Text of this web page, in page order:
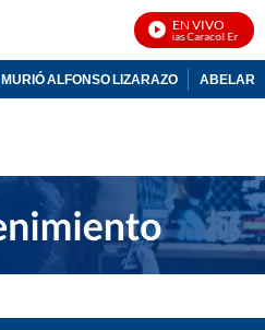
EN VIVO
Noticias Caracol En Vivo
MURIÓ ALFONSO LIZARAZO